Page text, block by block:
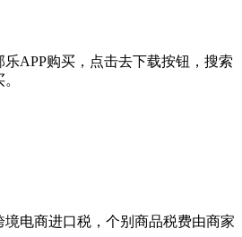
APP购买，点击去下载按钮，搜索
电商进口税，个别商品税费由商家